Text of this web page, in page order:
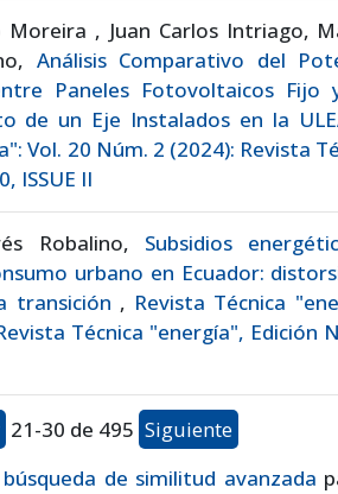
Moreira , Juan Carlos Intriago,
Análisis Comparativo del
Paneles Fotovoltaicos Fijo
de un Eje Instalados en la
Vol. 20 Núm. 2 (2024): Revista
ISSUE II
Robalino, Subsidios
urbano en Ecuador:
transición , Revista Técnica
Técnica "energía", Edición
21-30 de 495 Siguiente
de similitud avanzada